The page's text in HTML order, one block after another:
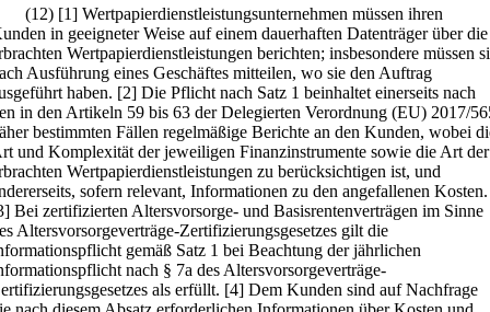
(12) [1] Wertpapierdienstleistungsunternehmen müssen ihren
in geeigneter Weise auf einem dauerhaften Datenträger über die
Wertpapierdienstleistungen berichten; insbesondere müssen
Ausführung eines Geschäftes mitteilen, wo sie den Auftrag
haben. [2] Die Pflicht nach Satz 1 beinhaltet einerseits nach
in den Artikeln 59 bis 63 der Delegierten Verordnung (EU) 2017/
bestimmten Fällen regelmäßige Berichte an den Kunden, wobei
und Komplexität der jeweiligen Finanzinstrumente sowie die Art der
Wertpapierdienstleistungen zu berücksichtigen ist, und
sofern relevant, Informationen zu den angefallenen Kosten.
Bei zertifizierten Altersvorsorge- und Basisrentenverträgen im Sinne
Altersvorsorgeverträge-Zertifizierungsgesetzes gilt die
gemäß Satz 1 bei Beachtung der jährlichen
nach § 7a des Altersvorsorgeverträge-
als erfüllt. [4] Dem Kunden sind auf Nachfrage